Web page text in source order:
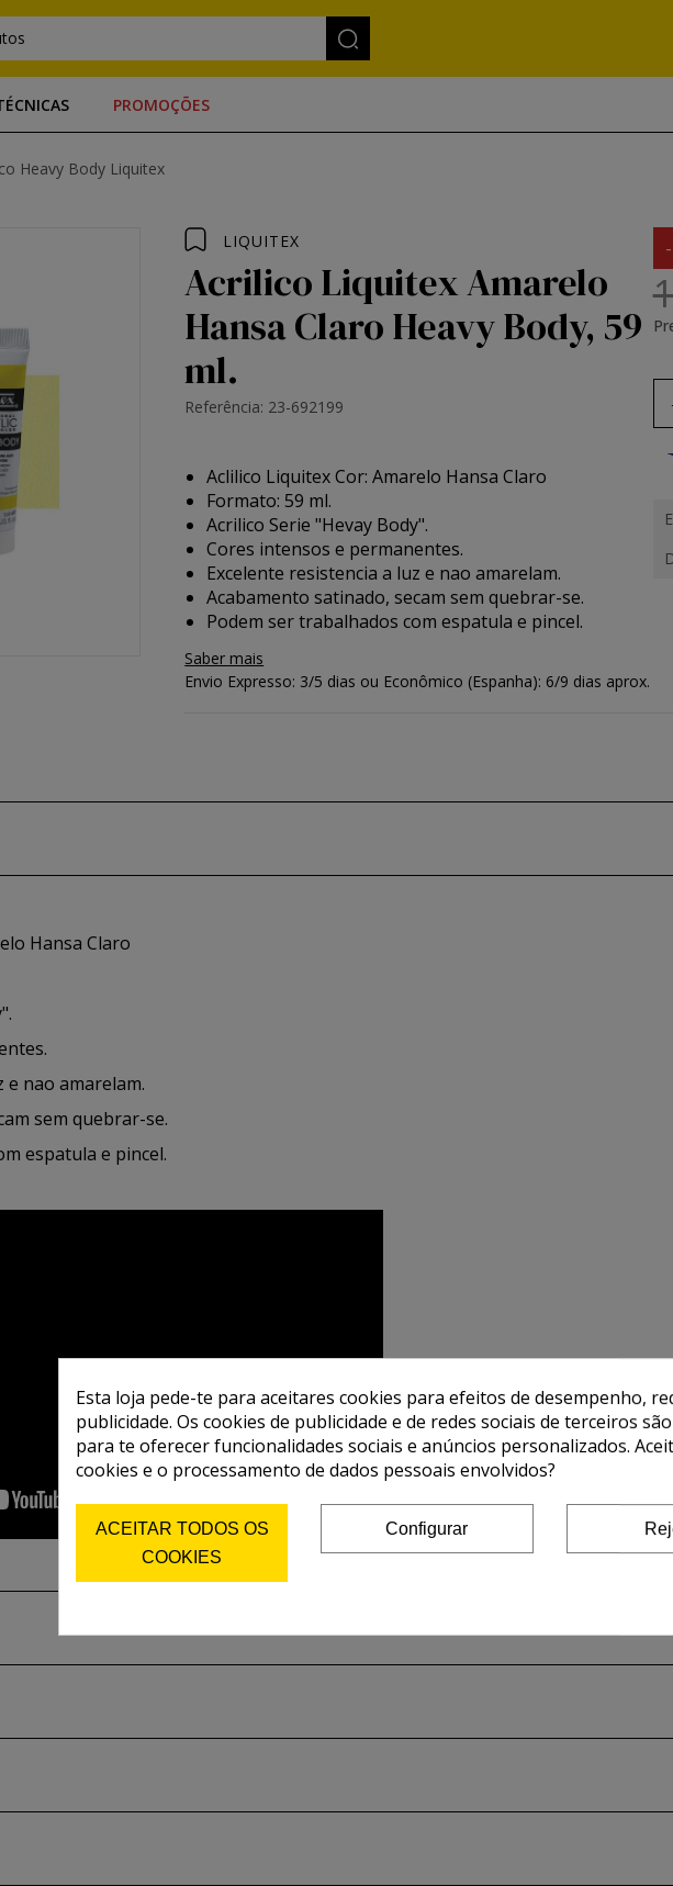
PROMOÇÕES
Heavy Body Liquitex
LIQUITEX
Acrilico Liquitex Amarelo
Hansa Claro Heavy Body, 59
ml.
Referência: 23-692199
Aclilico Liquitex Cor: Amarelo Hansa Claro
Formato: 59 ml.
Acrilico Serie "Hevay Body".
Cores intensos e permanentes.
Excelente resistencia a luz e nao amarelam.
Acabamento satinado, secam sem quebrar-se.
Podem ser trabalhados com espatula e pincel.
Saber mais
Envio Expresso: 3/5 dias ou Econômico (Espanha): 6/9 dias aprox.
Hansa Claro
e nao amarelam.
sem quebrar-se.
espatula e pincel.
Esta loja pede-te para aceitares cookies para efeitos de desempenho,
publicidade. Os cookies de publicidade e de redes sociais de terceiros
para te oferecer funcionalidades sociais e anúncios personalizados.
cookies e o processamento de dados pessoais envolvidos?
ACEITAR TODOS OS
COOKIES
Configurar